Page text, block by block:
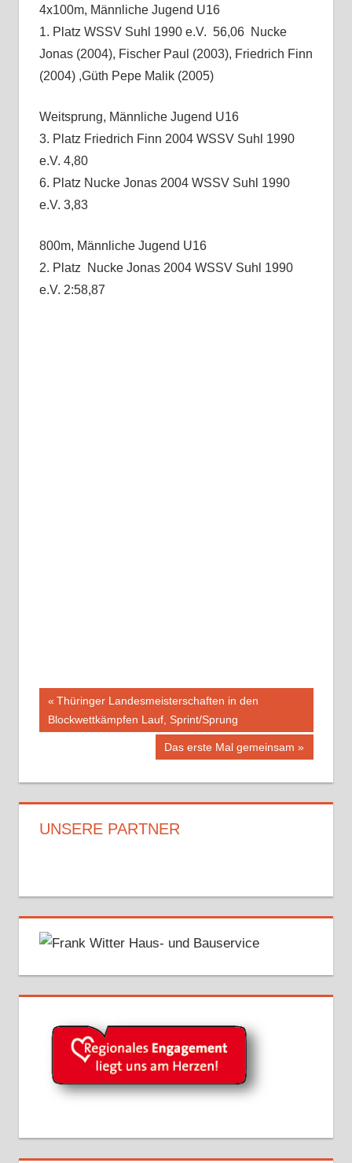
4x100m, Männliche Jugend U16
1. Platz WSSV Suhl 1990 e.V. 56,06 Nucke
Jonas (2004), Fischer Paul (2003), Friedrich Finn
(2004) ,Güth Pepe Malik (2005)
Weitsprung, Männliche Jugend U16
3. Platz Friedrich Finn 2004 WSSV Suhl 1990
e.V. 4,80
6. Platz Nucke Jonas 2004 WSSV Suhl 1990
e.V. 3,83
800m, Männliche Jugend U16
2. Platz Nucke Jonas 2004 WSSV Suhl 1990
e.V. 2:58,87
Beitragsnavigation
Vorheriger
Beitrag:
Thüringer Landesmeisterschaften in den
Blockwettkämpfen Lauf, Sprint/Sprung
Nächster
Das erste Mal gemeinsam
UNSERE PARTNER